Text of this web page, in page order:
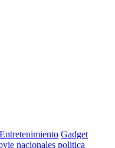
Entretenimiento Gadget
nacionales politica